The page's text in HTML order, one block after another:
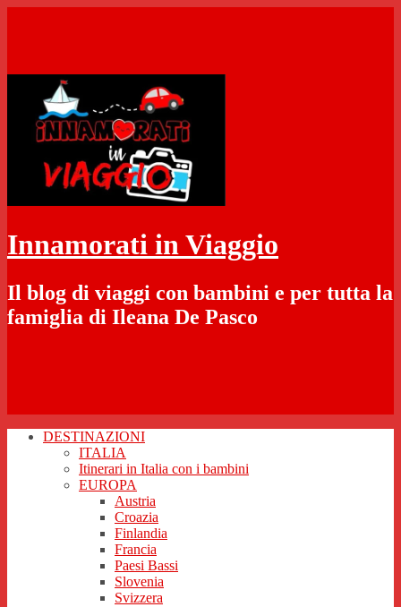
Innamorati in Viaggio
Il blog di viaggi con bambini e per tutta la
famiglia di Ileana De Pasco
DESTINAZIONI
ITALIA
Itinerari in Italia con i bambini
EUROPA
Austria
Croazia
Finlandia
Francia
Paesi Bassi
Slovenia
Svizzera